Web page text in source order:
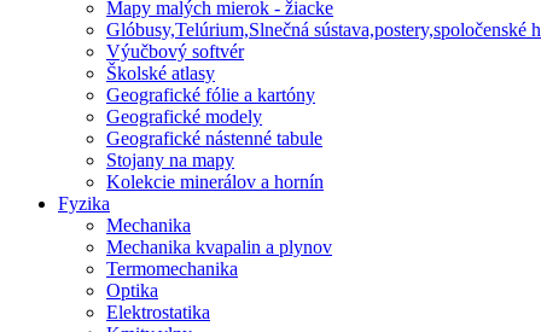
Mapy malých mierok - žiacke
Glóbusy,Telúrium,Slnečná sústava,postery,spoločenské
Výučbový softvér
Školské atlasy
Geografické fólie a kartóny
Geografické modely
Geografické nástenné tabule
Stojany na mapy
Kolekcie minerálov a hornín
Fyzika
Mechanika
Mechanika kvapalin a plynov
Termomechanika
Optika
Elektrostatika